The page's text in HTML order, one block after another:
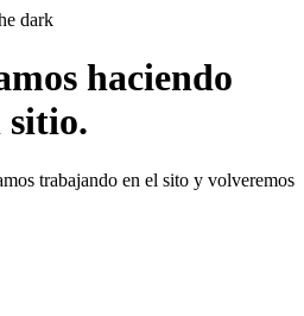
haciendo
sitio.
trabajando en el sito y volveremos